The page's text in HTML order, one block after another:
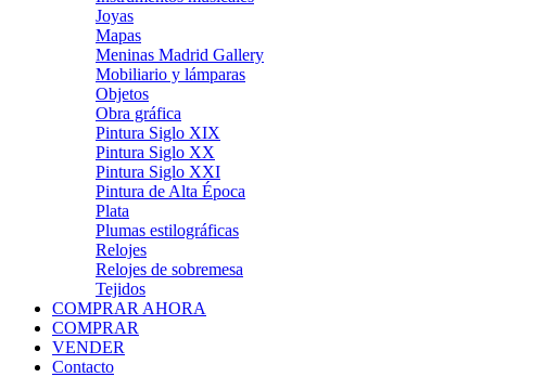
Joyas
Mapas
Meninas Madrid Gallery
Mobiliario y lámparas
Objetos
Obra gráfica
Pintura Siglo XIX
Pintura Siglo XX
Pintura Siglo XXI
Pintura de Alta Época
Plata
Plumas estilográficas
Relojes
Relojes de sobremesa
Tejidos
COMPRAR AHORA
COMPRAR
VENDER
Contacto